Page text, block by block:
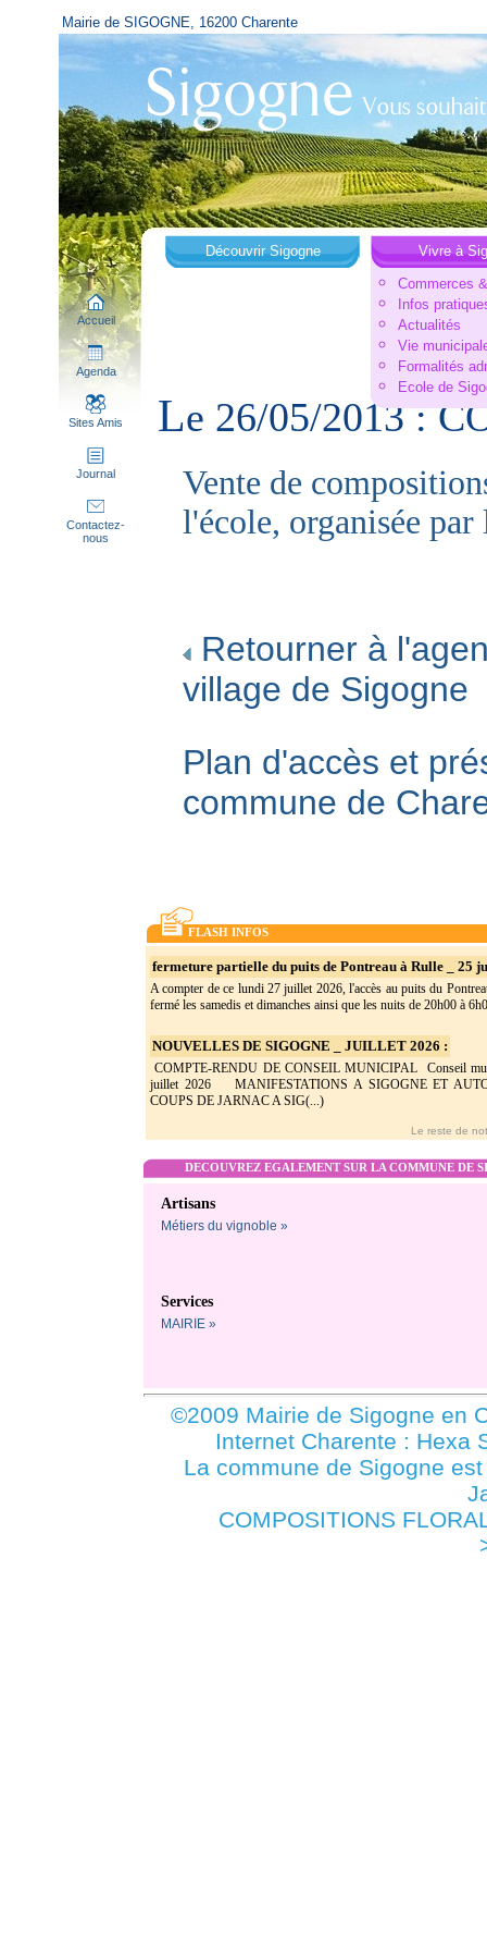
Mairie de SIGOGNE, 16200 Charente
Accueil
Agenda
Sites Amis
Journal
Contactez-
nous
Découvrir Sigogne
Vivre à
Commerces
Infos
Actualités
Vie
Formalités
Ecole de
Le 26/05/2013 :
Vente de
l'école, organisée
Retourner à
village de Sigogne
Plan d'accès et
commune de
FLASH INFOS
fermeture partielle du puits de Pontreau à Rulle _ 25
A compter de ce lundi 27 juillet 2026, l'accès au puits du
fermé les samedis et dimanches ainsi que les nuits de 20h00 à
NOUVELLES DE SIGOGNE _ JUILLET 2026 :
COMPTE-RENDU DE CONSEIL MUNICIPAL Conseil
juillet 2026 MANIFESTATIONS A SIGOGNE ET
COUPS DE JARNAC A SIG(...)
Le reste de
DECOUVREZ EGALEMENT SUR LA COMMUNE DE
Artisans
Métiers du vignoble »
Services
MAIRIE »
©2009 Mairie de Sigogne en
Internet Charente : Hexa
La commune de Sigogne
COMPOSITIONS